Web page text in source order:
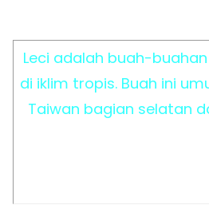
Leci adalah buah-
di iklim tropis. Buah ini
Taiwan bagian selatan